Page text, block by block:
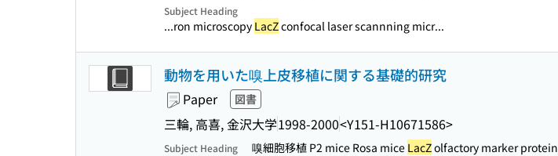
Subject Heading
...ron microscopy LacZconfocal laser scannning micr...
動物を用いた嗅上皮移植に関する基礎的研究
Paper 図書
三輪, 高喜, 金沢大学1998-2000<Y151-H10671586>
Subject Heading 嗅細胞移植 P2 mice Rosa mice LacZolfactory marker protein